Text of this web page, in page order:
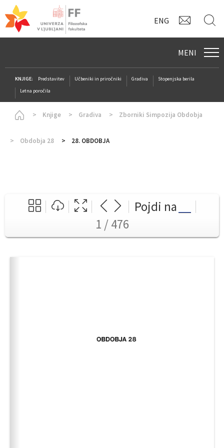
ENG
MENI
KNJIGE: Predstavitev Učbeniki in priročniki Gradiva
Stopenjska berila
Letna poročila
Homepage
Knjige Gradiva Zborniki Simpozija Obdobja
Obdobja 28 28. OBDOBJA
Pojdi na
1 / 476